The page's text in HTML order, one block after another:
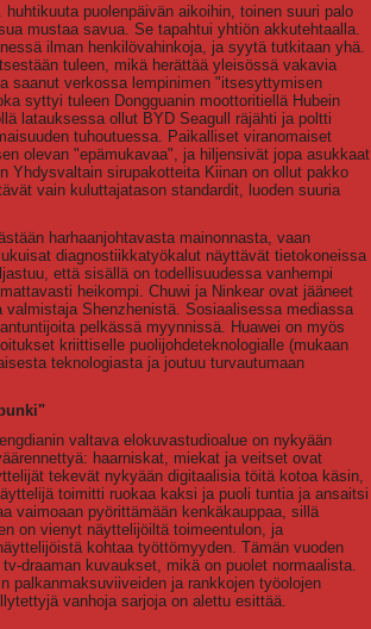
puolenpäivän aikoihin, toinen suuri palo
mustaa savua. Se tapahtui yhtiön akkutehtaalla.
ilman henkilövahinkoja, ja syytä tutkitaan yhä.
tuleen, mikä herättää yleisössä vakavia
saanut verkossa lempinimen "itsesyttymisen
syttyi tuleen Dongguanin moottoritiellä Hubein
latauksessa ollut BYD Seagull räjähti ja poltti
tuhoutuessa. Paikalliset viranomaiset
olevan "epämukavaa", ja hiljensivät jopa asukkaat
Yhdysvaltain sirupakotteita Kiinan on ollut pakko
vain kuluttajatason standardit, luoden suuria
harhaanjohtavasta mainonnasta, vaan
diagnostiikkatyökalut näyttävät tietokoneissa
että sisällä on todellisuudessa vanhempi
heikompi. Chuwi ja Ninkear ovat jääneet
Shenzhenistä. Sosiaalisessa mediassa
pelkässä myynnissä. Huawei on myös
kriittiselle puolijohdeteknologialle (mukaan
teknologiasta ja joutuu turvautumaan
valtava elokuvastudioalue on nykyään
haarniskat, miekat ja veitset ovat
tekevät nykyään digitaalisia töitä kotoa käsin,
toimitti ruokaa kaksi ja puoli tuntia ja ansaitsi
vaimoaan pyörittämään kenkäkauppaa, sillä
on vienyt näyttelijöiltä toimeentulon, ja
kohtaa työttömyyden. Tämän vuoden
draaman kuvaukset, mikä on puolet normaalista.
palkanmaksuviiveiden ja rankkojen työolojen
vanhoja sarjoja on alettu esittää.